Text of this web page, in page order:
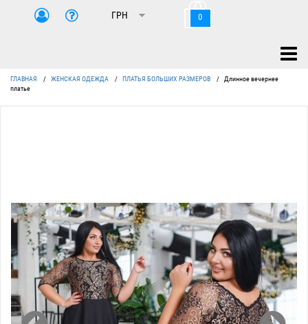
0
ГЛАВНАЯ / ЖЕНСКАЯ ОДЕЖДА / ПЛАТЬЯ БОЛЬШИХ РАЗМЕРОВ /
Длинное вечернее
платье